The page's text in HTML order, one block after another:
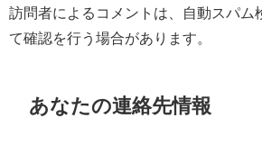
訪問者によるコメントは、自動スパム
て確認を行う場合があります。
あなたの連絡先情報